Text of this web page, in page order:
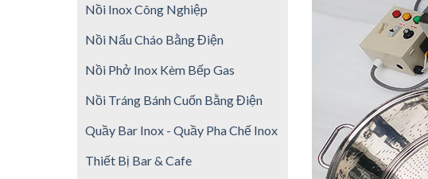
Nồi Inox Công Nghiệp
Nồi Nấu Cháo Bằng Điện
Nồi Phở Inox Kèm Bếp Gas
Nồi Tráng Bánh Cuốn Bằng Điện
Quầy Bar Inox - Quầy Pha Chế Inox
Thiết Bị Bar & Cafe